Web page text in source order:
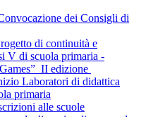
dei Consigli di
di continuità e
V di scuola primaria -
II edizione
Laboratori di didattica
primaria
alle scuole